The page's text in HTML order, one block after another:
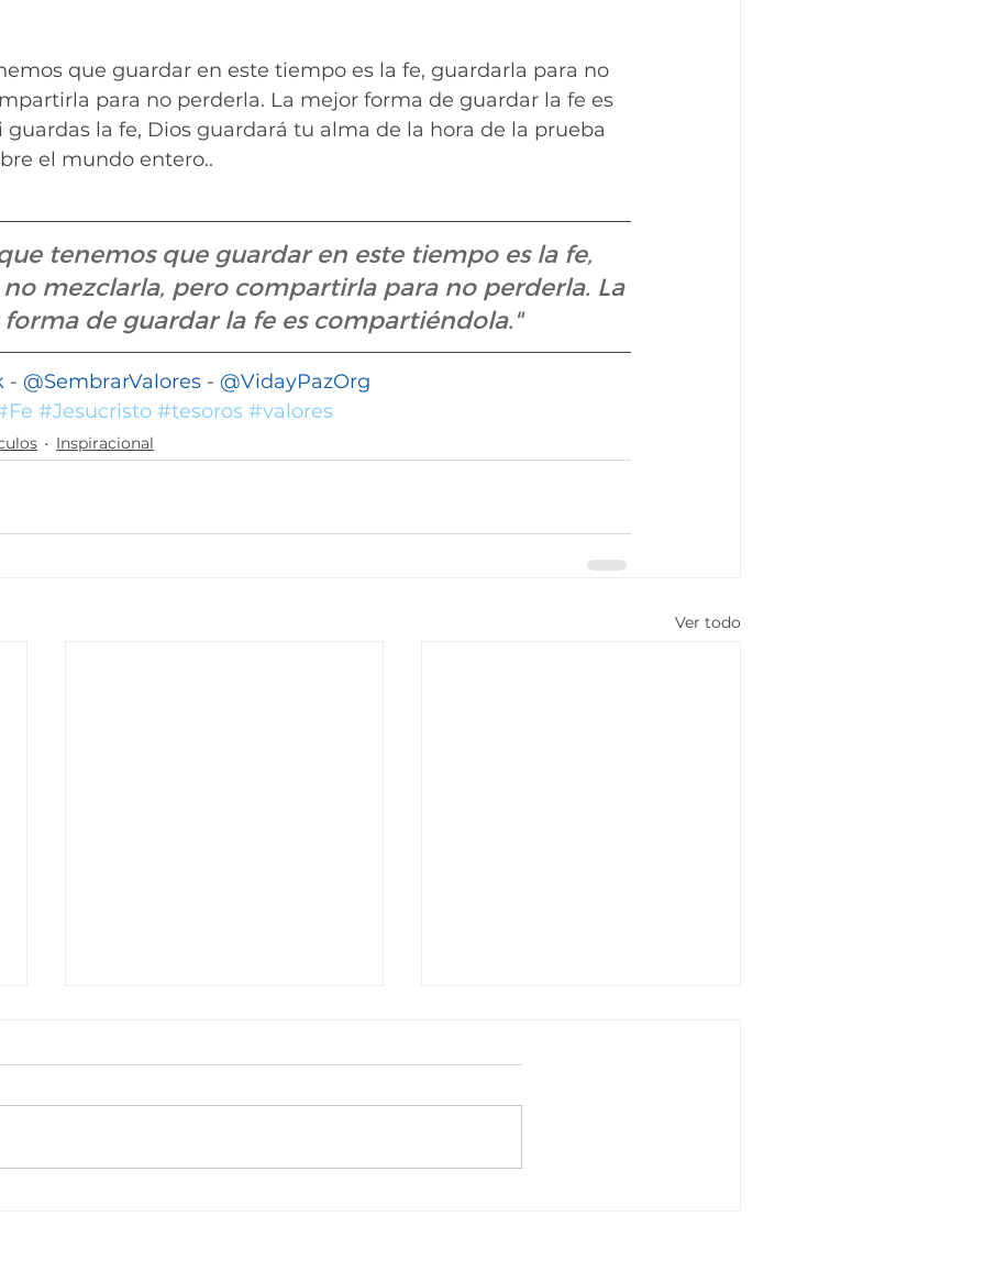
que guardar en este tiempo es la fe, guardarla para no
para no perderla. La mejor forma de guardar la fe es
la fe, Dios guardará tu alma de la hora de la prueba
el mundo entero..
tenemos que guardar en este tiempo es la fe,
mezclarla, pero compartirla para no perderla. La
de guardar la fe es compartiéndola."
- @SembrarValores - @VidayPazOrg
#Jesucristo #tesoros #valores
Inspiracional
Ver todo